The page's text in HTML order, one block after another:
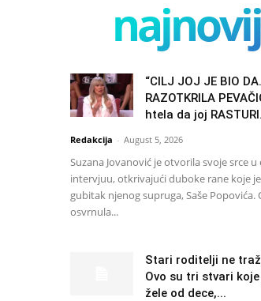
“CILJ JOJ JE BIO
RAZOTKRILA
htela da joj
Redakcija - August 5, 2026
Suzana Jovanović je otvorila svoje srce
intervjuu, otkrivajući duboke rane koje
gubitak njenog supruga, Saše Popovića.
osvrnula...
Stari roditelji ne
Ovo su tri stvari
žele od dece,...